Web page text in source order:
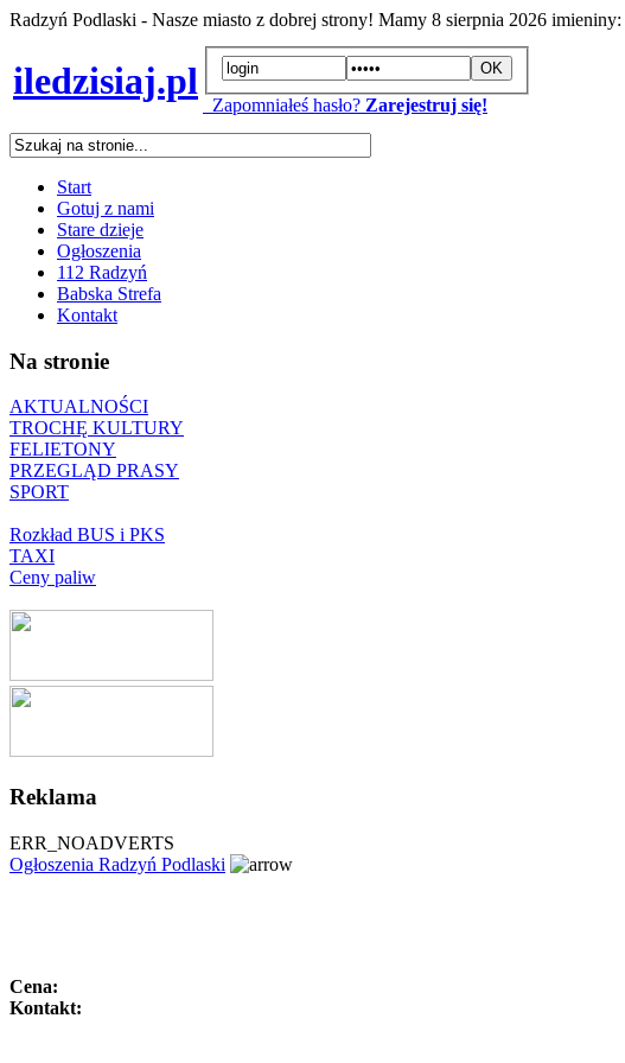
Radzyń Podlaski - Nasze miasto z dobrej strony! Mamy 8 sierpnia 2026 imieniny:
iledzisiaj.pl
Zapomniałeś hasło? Zarejestruj się!
Start
Gotuj z nami
Stare dzieje
Ogłoszenia
112 Radzyń
Babska Strefa
Kontakt
Na stronie
AKTUALNOŚCI
TROCHĘ KULTURY
FELIETONY
PRZEGLĄD PRASY
SPORT
Rozkład BUS i PKS
TAXI
Ceny paliw
Reklama
ERR_NOADVERTS
Ogłoszenia Radzyń Podlaski
Cena:
Kontakt: